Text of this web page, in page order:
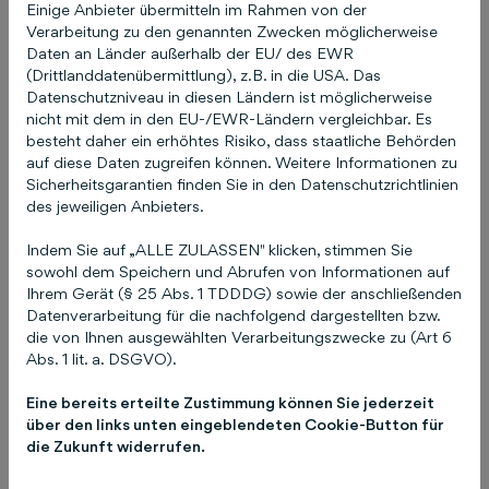
möglicherweise leichter, eine Antwort zu
formulieren. Auch wenn es bei einem negativen
Feedback vermutlich schwerer ist, die richtigen
Worte zu finden, ist es hier umso wichtiger, zu
reagieren und dem Kunden zu signalisieren, dass
du offen für Kritik bist.
Um dir die Antworten auf sowohl positive als
dir Zeit beim Formulieren abzunehmen, haben
wir dir jeweils fünf mögliche Reaktionen
zusammengestellt, wie du auf positive und
negative Bewertungen reagieren kannst.
10 Beispiel-Formulierungen,
wie du auf Bewertungen
reagieren kannst
Einige Anbieter übermitteln im Rahmen von der
Verarbeitung zu den genannten Zwecken möglicherweise
Daten an Länder außerhalb der EU/ des EWR
(Drittlanddatenübermittlung), z.B. in die USA. Das
Datenschutzniveau in diesen Ländern ist möglicherweise
nicht mit dem in den EU-/EWR-Ländern vergleichbar. Es
besteht daher ein erhöhtes Risiko, dass staatliche Behörden
auf diese Daten zugreifen können. Weitere Informationen zu
Sicherheitsgarantien finden Sie in den Datenschutzrichtlinien
des jeweiligen Anbieters.
Indem Sie auf „ALLE ZULASSEN" klicken, stimmen Sie
sowohl dem Speichern und Abrufen von Informationen auf
Ihrem Gerät (§ 25 Abs. 1 TDDDG) sowie der anschließenden
Datenverarbeitung für die nachfolgend dargestellten bzw.
die von Ihnen ausgewählten Verarbeitungszwecke zu (Art 6
Abs. 1 lit. a. DSGVO).
Eine bereits erteilte Zustimmung können Sie jederzeit
über den links unten eingeblendeten Cookie-Button für
die Zukunft widerrufen.